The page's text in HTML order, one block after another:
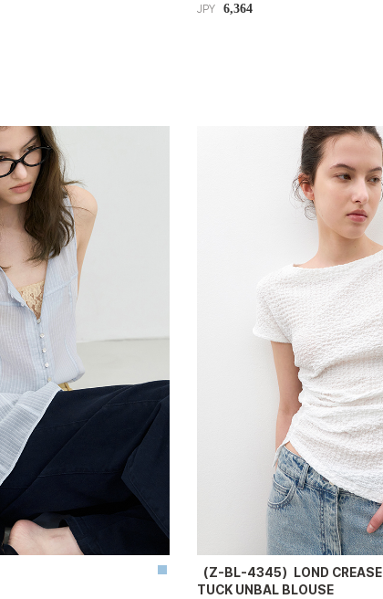
JPY 6,364
（Z-BL-4345）LOND CREASE
TUCK UNBAL BLOUSE